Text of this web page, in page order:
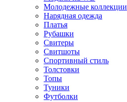
Молодежные коллекции
Нарядная одежда
Платья
Рубашки
Свитеры
Свитшоты
Спортивный стиль
Толстовки
Топы
Туники
Футболки